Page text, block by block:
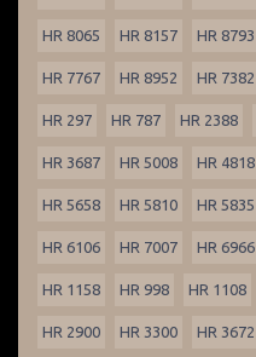
HR 8065 HR 8157 HR 8793
HR 7767 HR 8952 HR 7382
HR 297 HR 787 HR 2388
HR 3687 HR 5008 HR 4818
HR 5658 HR 5810 HR 5835
HR 6106 HR 7007 HR 6966
HR 1158 HR 998 HR 1108
HR 2900 HR 3300 HR 3672